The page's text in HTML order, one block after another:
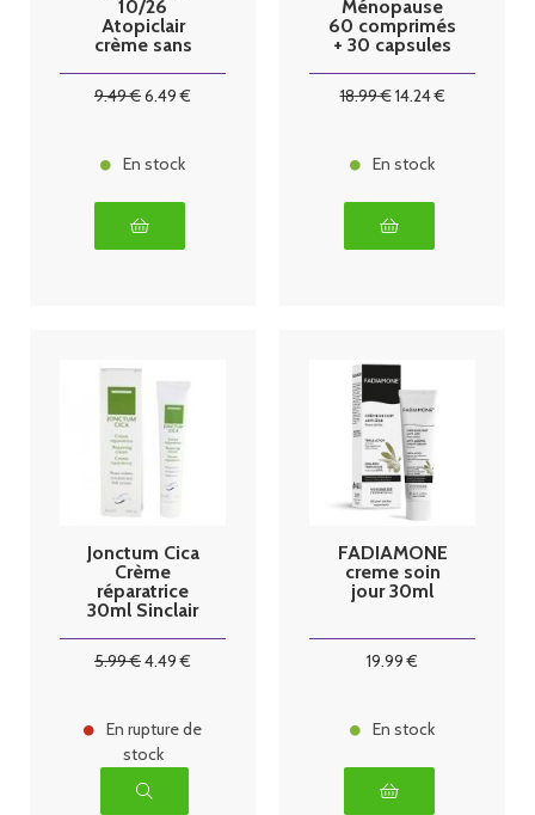
10/26
Atopiclair
crème sans
9.49€6.49 €
En stock
Ménopause
60 comprimés
+ 30 capsules
18.99€14.24€
En stock
Jonctum Cica
Crème
réparatrice
30ml Sinclair
5.99€4.49 €
En rupture de
stock
FADIAMONE
creme soin
jour 30ml
19.99 €
En stock